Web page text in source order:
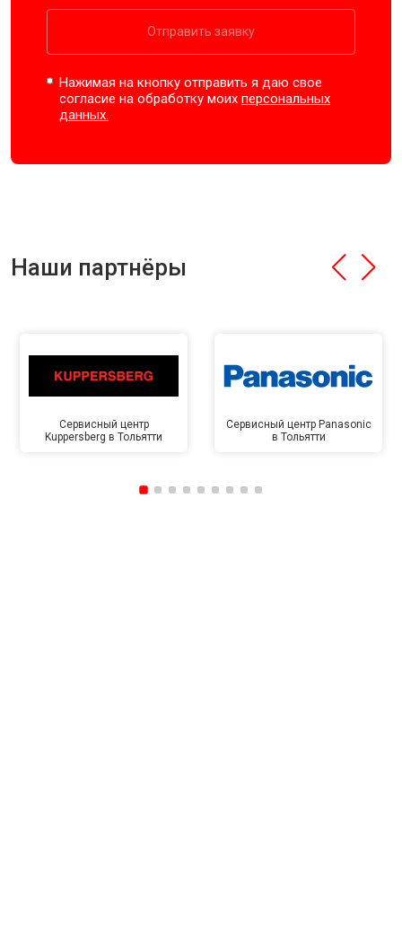
Отправить заявку
Нажимая на кнопку отправить я даю свое
согласие на обработку моихперсональных
данных.
Наши партнёры
Сервисный центр
Kuppersberg в Тольятти
Сервисный центр Panasonic
в Тольятти